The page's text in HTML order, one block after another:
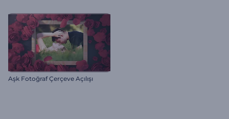
Aşk Fotoğraf Çerçeve Açılışı